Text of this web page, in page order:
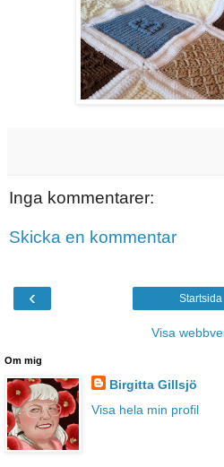
Inga kommentarer:
Skicka en kommentar
‹ Startsida
Visa
Om mig
Birgitta Gillsjö
Visa hela min profil